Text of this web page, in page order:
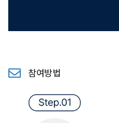
참여방법